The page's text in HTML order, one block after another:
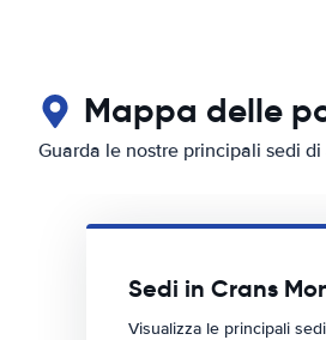
Mappa delle
Guarda le nostre principali sedi
Sedi in Crans
Visualizza le principali